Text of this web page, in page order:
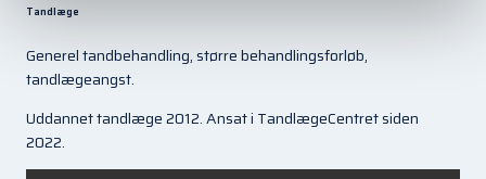
Tandlæge
Generel tandbehandling, større behandlingsforløb,
tandlægeangst.
Uddannet tandlæge 2012. Ansat i TandlægeCentret siden
2022.